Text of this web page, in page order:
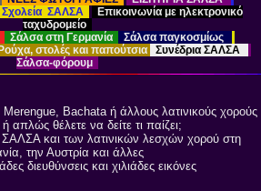
Σχολεία ΣΑΛΣΑ
Επικοινωνία με ηλεκτρονικό
ταχυδρομείο
Σάλσα στη Γερμανία
Σάλσα παγκοσμίως
Ρούχα, στολές και παπούτσια
Συνέδρια ΣΑΛΣΑ
Σάλσα-φόρουμ
Bachata ή άλλους λατινικούς χορούς
θέλετε να δείτε τι παίζει;
ΣΑΛΣΑ και των λατινικών λεσχών χορού στη
την Αυστρία και άλλες
διευθύνσεις και χιλιάδες εικόνες